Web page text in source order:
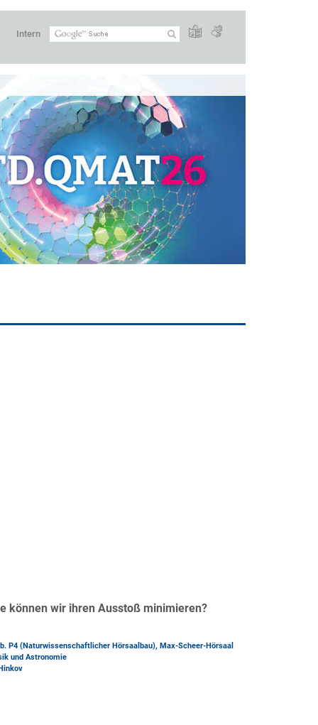
Intern
können wir ihren Ausstoß minimieren?
P4 (Naturwissenschaftlicher Hörsaalbau), Max-Scheer-Hörsaal
und Astronomie